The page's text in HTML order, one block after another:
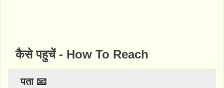
कैसे पहुचें - How To Reach
पता 📧